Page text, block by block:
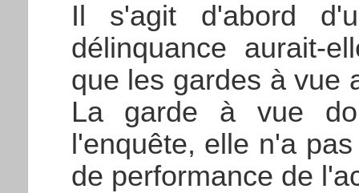
Il s'agit d'abord
délinquance aurait-
que les gardes à vue
La garde à vue
l'enquête, elle n'a
de performance de